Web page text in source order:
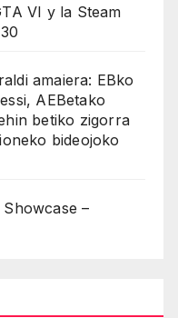
VI y la Steam
amaiera: EBko
AEBetako
betiko zigorra
bideojoko
–